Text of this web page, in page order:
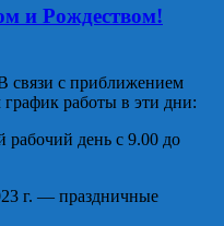
и Рождеством!
связи с приближением
работы в эти дни:
день с 9.00 до
г. — праздничные